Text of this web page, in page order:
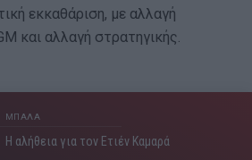
εκκαθάριση, με αλλαγή
και αλλαγή στρατηγικής.
ΜΠΑΛΑ
Η αλήθεια για τον Ετιέν Καμαρά